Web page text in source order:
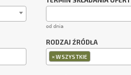
od dnia
RODZAJ ŹRÓDŁA
×WSZYSTKIE